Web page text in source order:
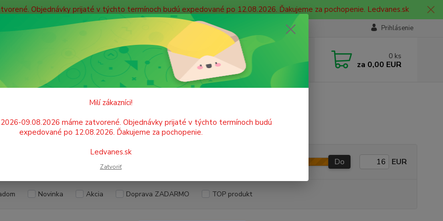
Objednávky prijaté v týchto termínoch budú expedované po 12.08.2026. Ďakujeme za pochopenie. Ledvanes.sk
údajov Doprava Prihlásenie
Hľadať
Neviete si rady? Zavolajte.
+421 908 755 958
Po. - Pia. od 9:00 hod. - 16:00 hod.
0 ks
za 0,00 EUR
Maľovanie Misky na vodu, palety, zástery
na vodu, palety, zástery
Do EUR
Novinka Akcia Doprava ZADARMO TOP produkt
Milí zákazníci!
09.08.2026 máme zatvorené. Objednávky prijaté v týchto termínoch budú
expedované po 12.08.2026. Ďakujeme za pochopenie.
Ledvanes.sk
Zatvoriť